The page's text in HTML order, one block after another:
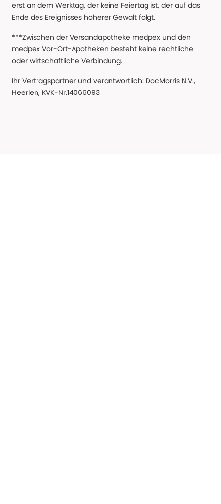
erst an dem Werktag, der keine Feiertag ist, der auf das
Ende des Ereignisses höherer Gewalt folgt.
***Zwischen der Versandapotheke medpex und den
medpex Vor-Ort-Apotheken besteht keine rechtliche
oder wirtschaftliche Verbindung.
Ihr Vertragspartner und verantwortlich: DocMorris N.V.,
Heerlen, KVK-Nr.14066093